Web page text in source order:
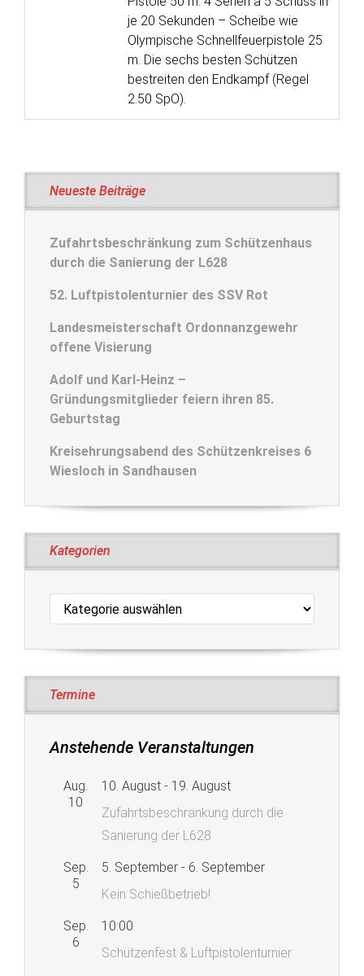
je 20 Sekunden – Scheibe wie
Olympische Schnellfeuerpistole 25
m. Die sechs besten Schützen
bestreiten den Endkampf (Regel
2.50 SpO).
Neueste Beiträge
Zufahrtsbeschränkung zum Schützenhaus
durch die Sanierung der L628
52. Luftpistolenturnier des SSV Rot
Landesmeisterschaft Ordonnanzgewehr
offene Visierung
Adolf und Karl-Heinz –
Gründungsmitglieder feiern ihren 85.
Geburtstag
Kreisehrungsabend des Schützenkreises 6
Wiesloch in Sandhausen
Kategorien
Kategorien
Termine
Anstehende Veranstaltungen
Aug.
10
10. August - 19. August
Zufahrtsbeschränkung durch die
Sanierung der L628
Sep.
5
5. September - 6. September
Kein Schießbetrieb!
Sep.
6
10:00
Schützenfest & Luftpistolenturnier